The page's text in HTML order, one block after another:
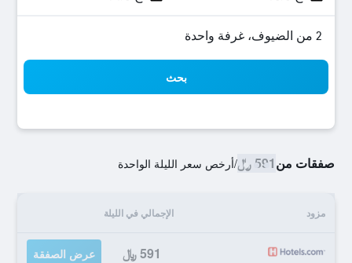
2 من الضيوف، غرفة واحدة
بحث
صفقات من591 ﷼ /أرخص سعر الليلة الواحدة
مزود الإجمالي في الليلة
591 ﷼ عرض الصفقة